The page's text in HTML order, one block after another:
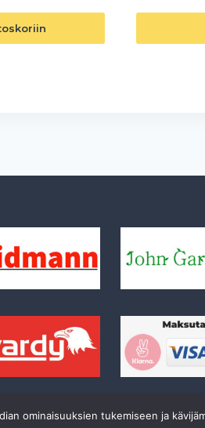
ominaisuuksien tukemiseen ja